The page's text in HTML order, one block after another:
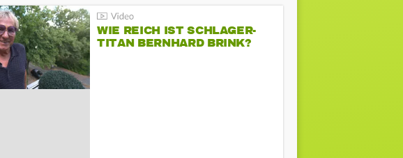
WIE REICH IST SCHLAGER-
TITAN BERNHARD BRINK?